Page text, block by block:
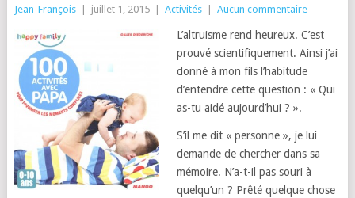
Jean-François juillet 1, 2015 Activités Aucun commentaire
L’altruisme rend heureux. C’est
prouvé scientifiquement. Ainsi j’ai
donné à mon fils l’habitude
d’entendre cette question : « Qui
as-tu aidé aujourd’hui ? ».
S’il me dit « personne », je lui
demande de chercher dans sa
mémoire. N’a-t-il pas souri à
quelqu’un ? Prêté quelque chose